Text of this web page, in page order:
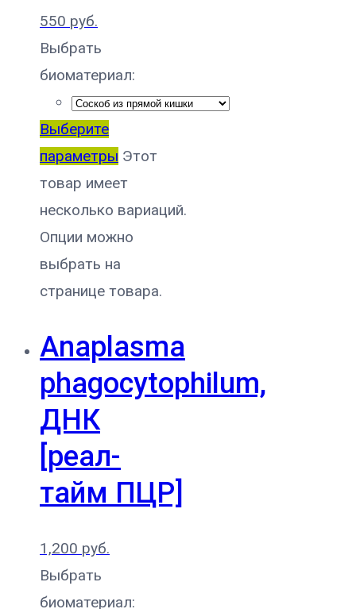
550 руб.
Выбрать
биоматериал:
Выберите
параметры Этот
товар имеет
несколько вариаций.
Опции можно
выбрать на
странице товара.
Anaplasma
phagocytophilum,
ДНК
[реал-
тайм ПЦР]
1,200 руб.
Выбрать
биоматериал: